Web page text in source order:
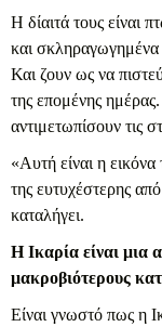
Η δίαιτά τους είναι
και σκληραγωγημένα
Και ζουν ως να
της επομένης
αντιμετωπίσουν τις
«Αυτή είναι η
της ευτυχέστερης
καταλήγει.
Η Ικαρία είναι μια
μακροβιότερους
Είναι γνωστό πως η